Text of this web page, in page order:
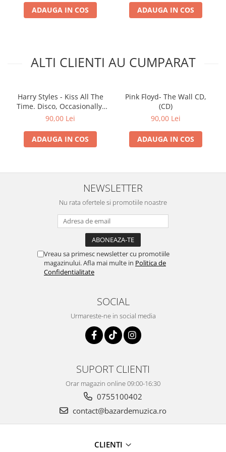
ADAUGA IN COS ADAUGA IN COS
ALTI CLIENTI AU CUMPARAT
Harry Styles - Kiss All The
Time. Disco, Occasionally.
(CD)
90,00 Lei
ADAUGA IN COS
Pink Floyd- The Wall CD,
(CD)
90,00 Lei
ADAUGA IN COS
NEWSLETTER
Nu rata ofertele si promotiile noastre
Vreau sa primesc newsletter cu promotiile
magazinului. Afla mai multe in Politica de
Confidentialitate
SOCIAL
Urmareste-ne in social media
SUPORT CLIENTI
Orar magazin online 09:00-16:30
0755100402
contact@bazardemuzica.ro
CLIENTI